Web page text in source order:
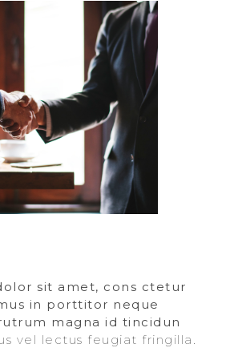
sit amet, cons ctetur
in porttitor neque
magna id tincidun.
vel lectus feugiat fringilla.